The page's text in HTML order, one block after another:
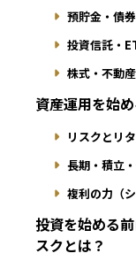
預貯金・債
投資信託・
株式・不動
資産運用を始
リスクとリ
長期・積立
複利の力（
投資を始める
スクとは？